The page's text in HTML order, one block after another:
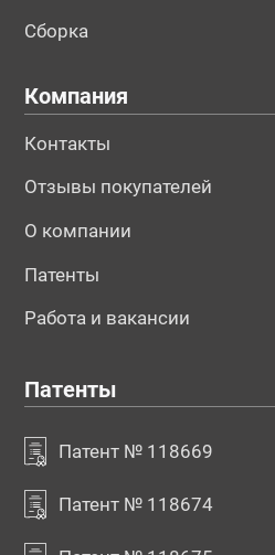
Сборка
Компания
Контакты
Отзывы покупателей
О компании
Патенты
Работа и вакансии
Патенты
Патент № 118669
Патент № 118674